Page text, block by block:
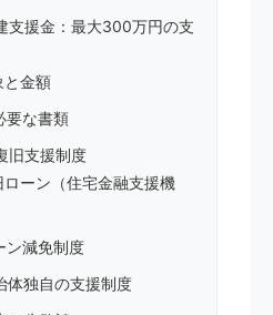
支援金：最大300万円の支
と金額
要な書類
旧支援制度
ローン（住宅金融支援機
ン減免制度
体独自の支援制度